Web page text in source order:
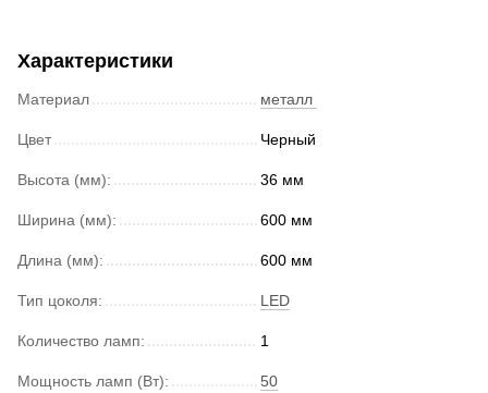
Характеристики
Материал металл
Цвет Черный
Высота (мм): 36 мм
Ширина (мм): 600 мм
Длина (мм): 600 мм
Тип цоколя: LED
Количество ламп: 1
Мощность ламп (Вт): 50